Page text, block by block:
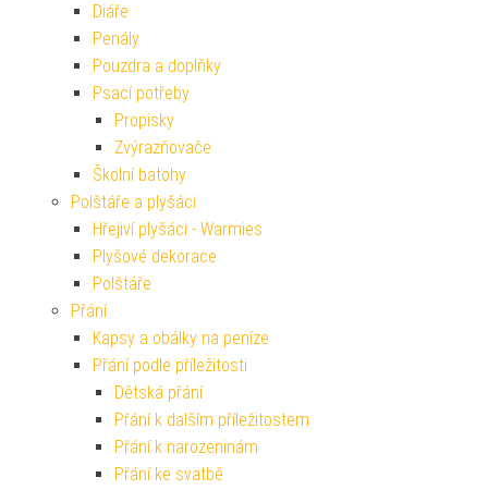
Diáře
Penály
Pouzdra a doplňky
Psací potřeby
Propisky
Zvýrazňovače
Školní batohy
Polštáře a plyšáci
Hřejiví plyšáci - Warmies
Plyšové dekorace
Polštáře
Přání
Kapsy a obálky na peníze
Přání podle příležitosti
Dětská přání
Přání k dalším příležitostem
Přání k narozeninám
Přání ke svatbě